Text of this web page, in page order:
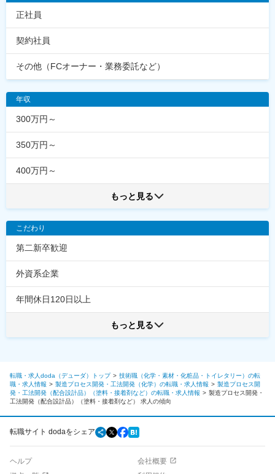
正社員
契約社員
その他（FCオーナー・業務委託など）
年収
300万円～
350万円～
400万円～
もっと見る
こだわり
第二新卒歓迎
外資系企業
年間休日120日以上
もっと見る
転職・求人doda（デューダ）トップ
技術職（化学・素材・化粧品・トイレタリー）の転
職・求人情報
製造プロセス開発・工法開発（化学）の転職・求人情報
製造プロセス開
発・工法開発（配合設計品）（塗料・接着剤など）の転職・求人情報
製造プロセス開発・
工法開発（配合設計品）（塗料・接着剤など）
求人の傾向
転職サイト dodaをシェア
ヘルプ
会社概要